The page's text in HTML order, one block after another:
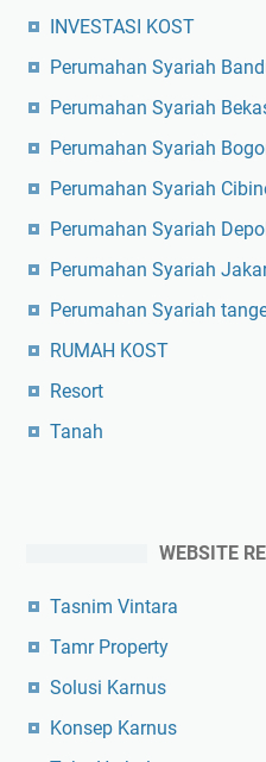
INVESTASI KOST
Perumahan Syariah
Perumahan Syariah
Perumahan Syariah
Perumahan Syariah
Perumahan Syariah
Perumahan Syariah
Perumahan Syariah
RUMAH KOST
Resort
Tanah
WEBSITE
Tasnim Vintara
Tamr Property
Solusi Karnus
Konsep Karnus